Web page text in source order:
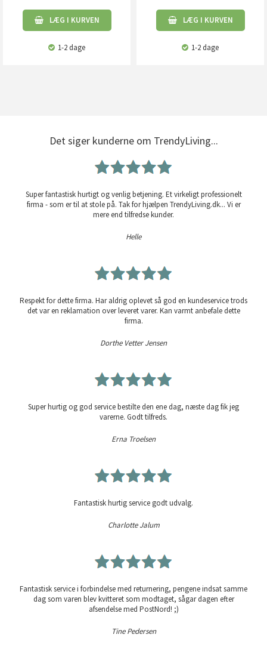
LÆG I KURVEN
1-2 dage
LÆG I KURVEN
1-2 dage
Det siger kunderne om TrendyLiving...
Super fantastisk hurtigt og venlig betjening. Et virkeligt professionelt
firma - som er til at stole på. Tak for hjælpen TrendyLiving.dk... Vi er
mere end tilfredse kunder.
Helle
Respekt for dette firma. Har aldrig oplevet så god en kundeservice trods
det var en reklamation over leveret varer. Kan varmt anbefale dette
firma.
Dorthe Vetter Jensen
Super hurtig og god service bestilte den ene dag, næste dag fik jeg
varerne. Godt tilfreds.
Erna Troelsen
Fantastisk hurtig service godt udvalg.
Charlotte Jalum
Fantastisk service i forbindelse med returnering, pengene indsat samme
dag som varen blev kvitteret som modtaget, sågar dagen efter
afsendelse med PostNord! ;)
Tine Pedersen